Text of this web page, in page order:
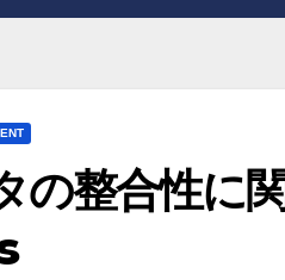
の整合性に